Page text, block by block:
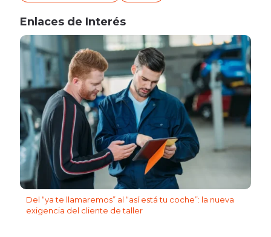
Enlaces de Interés
Del “ya te llamaremos” al “así está tu coche”: la nueva
exigencia del cliente de taller